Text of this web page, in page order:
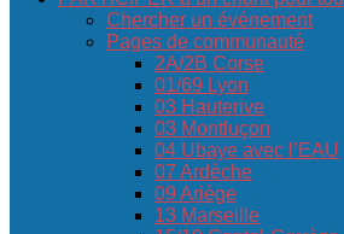
Chercher un événement
Pages de communauté
2A/2B Corse
01/69 Lyon
03 Hauterive
03 Montluçon
04 Ubaye avec l’EAU
07 Ardèche
09 Ariège
13 Marseille